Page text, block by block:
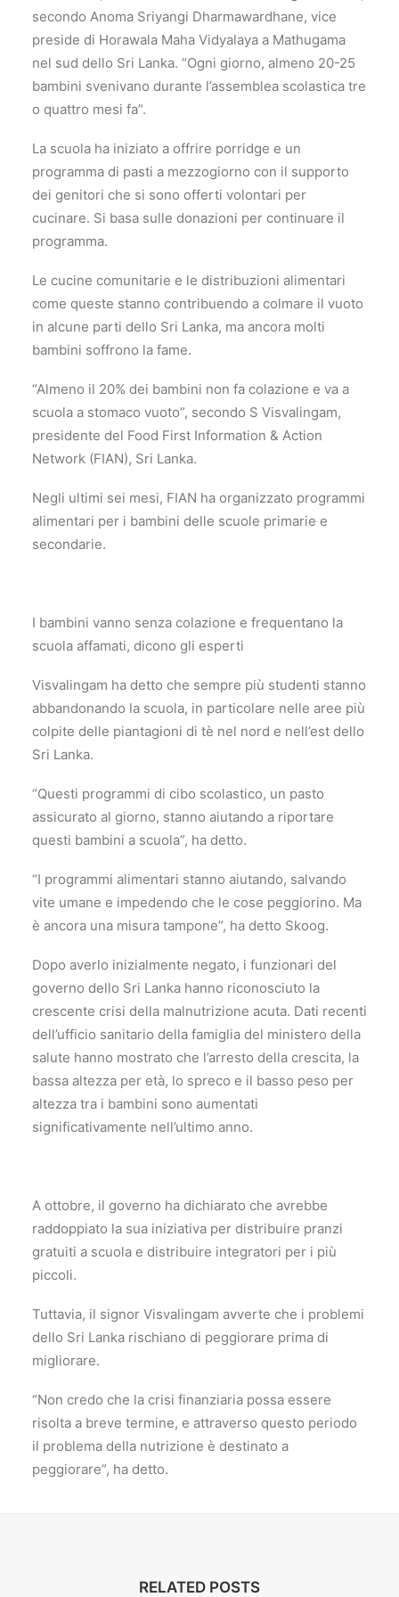
secondo Anoma Sriyangi Dharmawardhane, vice
preside di Horawala Maha Vidyalaya a Mathugama
nel sud dello Sri Lanka. “Ogni giorno, almeno 20-25
bambini svenivano durante l’assemblea scolastica tre
o quattro mesi fa”.
La scuola ha iniziato a offrire porridge e un
programma di pasti a mezzogiorno con il supporto
dei genitori che si sono offerti volontari per
cucinare. Si basa sulle donazioni per continuare il
programma.
Le cucine comunitarie e le distribuzioni alimentari
come queste stanno contribuendo a colmare il vuoto
in alcune parti dello Sri Lanka, ma ancora molti
bambini soffrono la fame.
“Almeno il 20% dei bambini non fa colazione e va a
scuola a stomaco vuoto”, secondo S Visvalingam,
presidente del Food First Information & Action
Network (FIAN), Sri Lanka.
Negli ultimi sei mesi, FIAN ha organizzato programmi
alimentari per i bambini delle scuole primarie e
secondarie.
I bambini vanno senza colazione e frequentano la
scuola affamati, dicono gli esperti
Visvalingam ha detto che sempre più studenti stanno
abbandonando la scuola, in particolare nelle aree più
colpite delle piantagioni di tè nel nord e nell’est dello
Sri Lanka.
“Questi programmi di cibo scolastico, un pasto
assicurato al giorno, stanno aiutando a riportare
questi bambini a scuola”, ha detto.
“I programmi alimentari stanno aiutando, salvando
vite umane e impedendo che le cose peggiorino. Ma
è ancora una misura tampone”, ha detto Skoog.
Dopo averlo inizialmente negato, i funzionari del
governo dello Sri Lanka hanno riconosciuto la
crescente crisi della malnutrizione acuta. Dati recenti
dell’ufficio sanitario della famiglia del ministero della
salute hanno mostrato che l’arresto della crescita, la
bassa altezza per età, lo spreco e il basso peso per
altezza tra i bambini sono aumentati
significativamente nell’ultimo anno.
A ottobre, il governo ha dichiarato che avrebbe
raddoppiato la sua iniziativa per distribuire pranzi
gratuiti a scuola e distribuire integratori per i più
piccoli.
Tuttavia, il signor Visvalingam avverte che i problemi
dello Sri Lanka rischiano di peggiorare prima di
migliorare.
“Non credo che la crisi finanziaria possa essere
risolta a breve termine, e attraverso questo periodo
il problema della nutrizione è destinato a
peggiorare”, ha detto.
RELATED POSTS